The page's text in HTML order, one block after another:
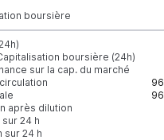
boursière
boursière (24h)
sur la cap. du marché
après dilution
24 h
sur 24 h